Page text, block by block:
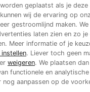
geplaatst als je
wij de ervaring op
gestroomlijnd maken. We
laten zien en zo je
Meer informatie of je
. Liever toch geen
weigeren. We plaatsen
functionele en
nog aanpassen op de